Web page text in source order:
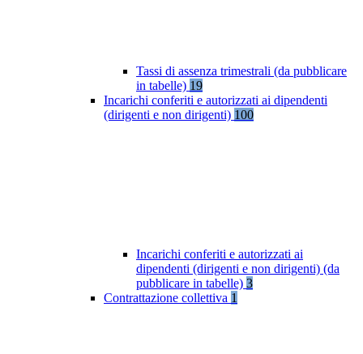
Tassi di assenza trimestrali (da pubblicare
in tabelle) 19
Incarichi conferiti e autorizzati ai dipendenti
(dirigenti e non dirigenti) 100
Incarichi conferiti e autorizzati ai
dipendenti (dirigenti e non dirigenti) (da
pubblicare in tabelle) 3
Contrattazione collettiva 1